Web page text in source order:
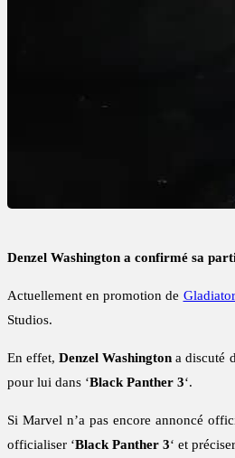
Denzel Washington a confirmé sa
Actuellement en promotion de
Studios.
En effet,Denzel Washington a discuté
pour lui dans ‘Black Panther 3‘.
Si Marvel n’a pas encore annoncé
officialiser ‘Black Panther 3‘ et